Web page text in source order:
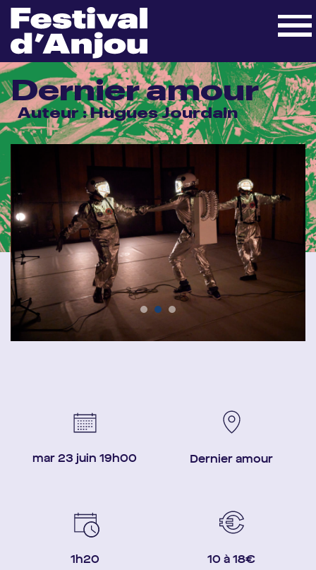
Dernier amour
Auteur : Hugues Jourdain
mar 23 juin 19h00 Dernier amour
1h20 10 à 18€